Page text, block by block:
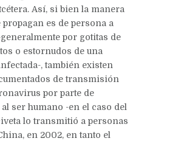
Así, si bien la manera
propagan es de persona a
por gotitas de
o estornudos de una
, también existen
de transmisión
por parte de
ser humano -en el caso del
lo transmitió a personas
en 2002, en tanto el